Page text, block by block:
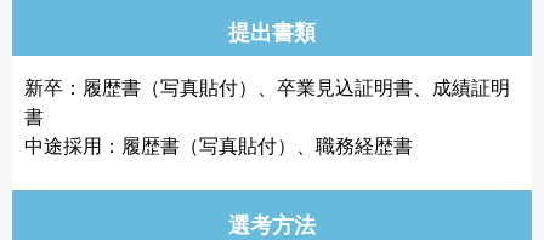
提出書類
新卒：履歴書（写真貼付）、卒業見込証明書、成績証明
書
中途採用：履歴書（写真貼付）、職務経歴書
選考方法